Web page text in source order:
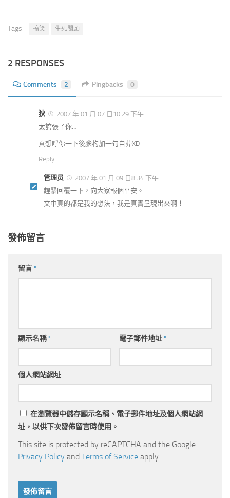
Tags: 搞笑 生死關頭
2 RESPONSES
Comments 2 Pingbacks 0
狄
2007 年 01 月 07 日10:29 下午
太誇張了你…
真想呼你一下後腦杓加一句自葬XD
Reply
管理员
2007 年 01 月 09 日8:34 下午
趕緊回覆一下，向大家報個平安。
文中真的都是我的想法，我是真實呈現出來啊！
發佈留言
留言*
顯示名稱* 電子郵件地址*
個人網站網址
在瀏覽器中儲存顯示名稱、電子郵件地址及個人網站網
址，以供下次發佈留言時使用。
This site is protected by reCAPTCHA and the Google
Privacy Policy and Terms of Service apply.